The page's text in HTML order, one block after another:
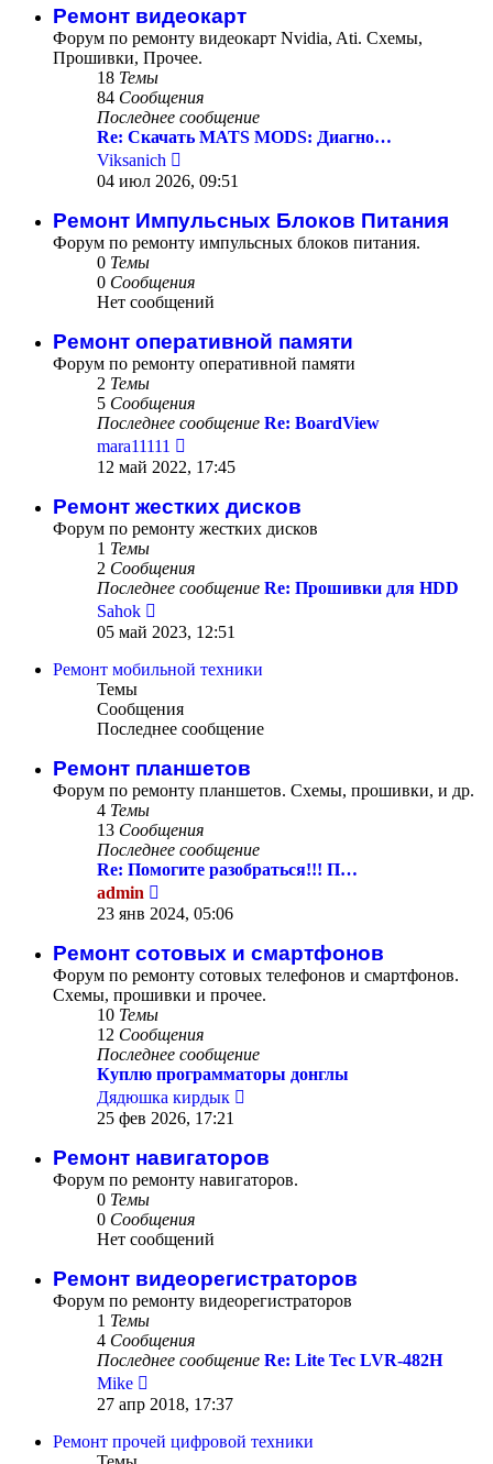
сообщению
Ремонт видеокарт
Форум по ремонту видеокарт Nvidia, Ati. Схемы,
Прошивки, Прочее.
18 Темы
84 Сообщения
Последнее сообщение
Re: Скачать MATS MODS: Диагно…
Viksanich
к
сообщению
04 июл 2026, 09:51
Ремонт Импульсных Блоков Питания
Форум по ремонту импульсных блоков питания.
0 Темы
0 Сообщения
Нет сообщений
Ремонт оперативной памяти
Форум по ремонту оперативной памяти
2 Темы
5 Сообщения
Последнее сообщение Re: BoardView
mara11111
к
сообщению
12 май 2022, 17:45
Ремонт жестких дисков
Форум по ремонту жестких дисков
1 Темы
2 Сообщения
Последнее сообщение Re: Прошивки для HDD
Sahok
к
сообщению
05 май 2023, 12:51
Ремонт мобильной техники
Темы
Сообщения
Последнее сообщение
Ремонт планшетов
Форум по ремонту планшетов. Схемы, прошивки, и др.
4 Темы
13 Сообщения
Последнее сообщение
Re: Помогите разобраться!!! П…
admin
к
сообщению
23 янв 2024, 05:06
Ремонт сотовых и смартфонов
Форум по ремонту сотовых телефонов и смартфонов.
Схемы, прошивки и прочее.
10 Темы
12 Сообщения
Последнее сообщение
Куплю программаторы донглы
Дядюшка кирдык
сообщению
25 фев 2026, 17:21
Ремонт навигаторов
Форум по ремонту навигаторов.
0 Темы
0 Сообщения
Нет сообщений
Ремонт видеорегистраторов
Форум по ремонту видеорегистраторов
1 Темы
4 Сообщения
Последнее сообщение Re: Lite Tec LVR-482H
Mike
к
сообщению
27 апр 2018, 17:37
Ремонт прочей цифровой техники